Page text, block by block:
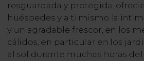
resguardada y protegida,
huéspedes y a ti mismo la
y un agradable frescor, en los
cálidos, en particular en los
al sol durante muchas horas del